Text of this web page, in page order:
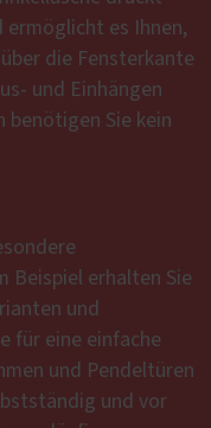
ermöglicht es Ihnen,
die Fensterkante
und Einhängen
benötigen Sie kein
Beispiel erhalten Sie
und
für eine einfache
und Pendeltüren
und vor